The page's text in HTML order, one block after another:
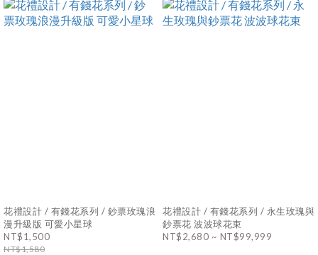
花禮設計 / 有錢花系列 / 鈔票玫瑰浪
漫升級版 可愛小星球
NT$1,500
NT$1,580
花禮設計 / 有錢花系列 / 永生玫瑰與
鈔票花 波波球花束
NT$2,680 ~ NT$99,999